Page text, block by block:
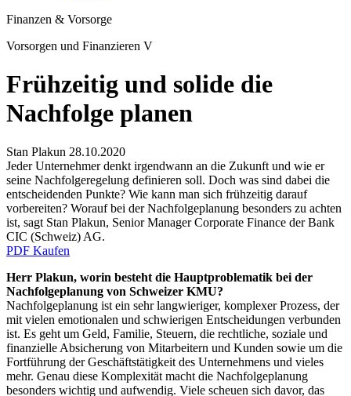
Finanzen & Vorsorge
Vorsorgen und Finanzieren V
Frühzeitig und solide die
Nachfolge planen
Stan Plakun 28.10.2020
Jeder Unternehmer denkt irgendwann an die Zukunft und wie er
seine Nachfolgeregelung definieren soll. Doch was sind dabei die
entscheidenden Punkte? Wie kann man sich frühzeitig darauf
vorbereiten? Worauf bei der Nachfolgeplanung besonders zu achten
ist, sagt Stan Plakun, Senior Manager Corporate Finance der Bank
CIC (Schweiz) AG.
PDF Kaufen
Herr Plakun, worin besteht die Hauptproblematik bei der
Nachfolgeplanung von Schweizer KMU?
Nachfolgeplanung ist ein sehr langwieriger, komplexer Prozess, der
mit vielen emotionalen und schwierigen Entscheidungen verbunden
ist. Es geht um Geld, Familie, Steuern, die rechtliche, soziale und
finanzielle Absicherung von Mitarbeitern und Kunden sowie um die
Fortführung der Geschäftstätigkeit des Unternehmens und vieles
mehr. Genau diese Komplexität macht die Nachfolgeplanung
besonders wichtig und aufwendig. Viele scheuen sich davor, das